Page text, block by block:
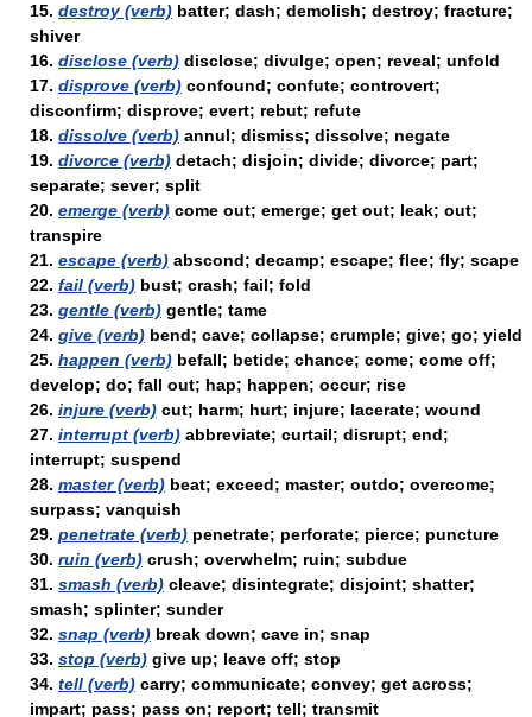
15. destroy (verb) batter; dash; demolish; destroy; fracture;
shiver
16. disclose (verb) disclose; divulge; open; reveal; unfold
17. disprove (verb) confound; confute; controvert;
disconfirm; disprove; evert; rebut; refute
18. dissolve (verb) annul; dismiss; dissolve; negate
19. divorce (verb) detach; disjoin; divide; divorce; part;
separate; sever; split
20. emerge (verb) come out; emerge; get out; leak; out;
transpire
21. escape (verb) abscond; decamp; escape; flee; fly; scape
22. fail (verb) bust; crash; fail; fold
23. gentle (verb) gentle; tame
24. give (verb) bend; cave; collapse; crumple; give; go; yield
25. happen (verb) befall; betide; chance; come; come off;
develop; do; fall out; hap; happen; occur; rise
26. injure (verb) cut; harm; hurt; injure; lacerate; wound
27. interrupt (verb) abbreviate; curtail; disrupt; end;
interrupt; suspend
28. master (verb) beat; exceed; master; outdo; overcome;
surpass; vanquish
29. penetrate (verb) penetrate; perforate; pierce; puncture
30. ruin (verb) crush; overwhelm; ruin; subdue
31. smash (verb) cleave; disintegrate; disjoint; shatter;
smash; splinter; sunder
32. snap (verb) break down; cave in; snap
33. stop (verb) give up; leave off; stop
34. tell (verb) carry; communicate; convey; get across;
impart; pass; pass on; report; tell; transmit